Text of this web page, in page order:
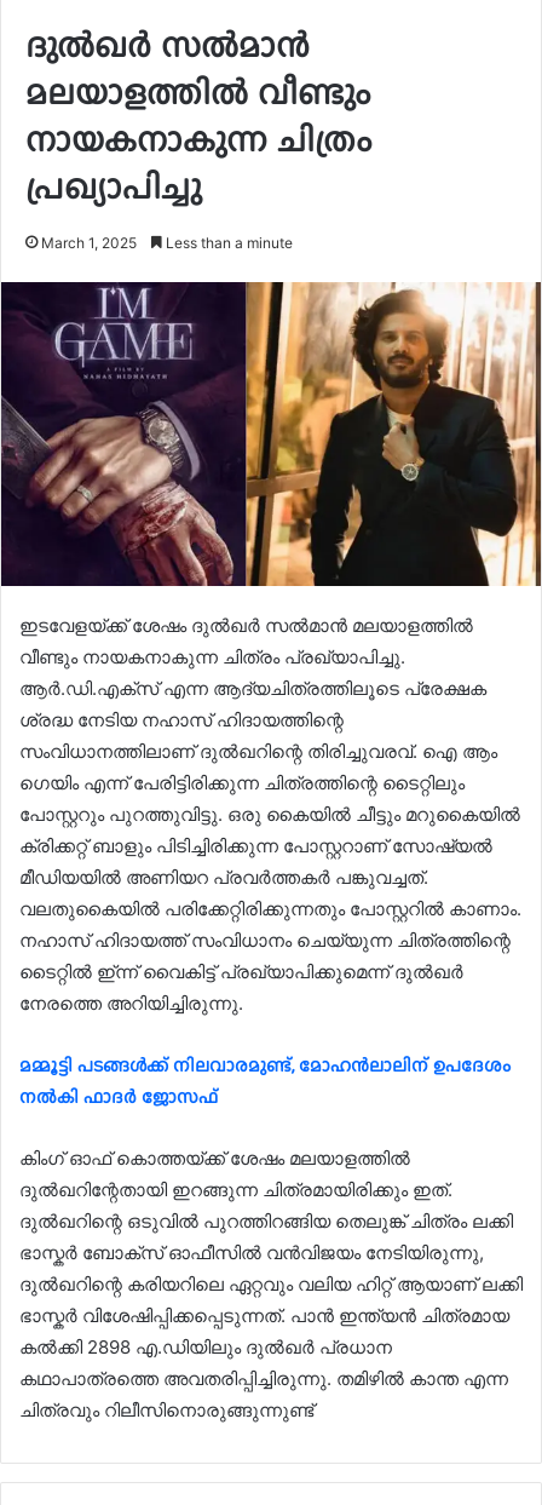
ദുൽഖർ സൽമാൻ
മലയാളത്തിൽ വീണ്ടും
നായകനാകുന്ന ചിത്രം
പ്രഖ്യാപിച്ചു
March 1, 2025 Less than a minute
ഇടവേളയ്ക്ക് ശേഷം ദുൽഖർ സൽമാൻ മലയാളത്തിൽ
വീണ്ടും നായകനാകുന്ന ചിത്രം പ്രഖ്യാപിച്ചു.
ആർ.ഡി.എക്സ് എന്ന ആദ്യചിത്രത്തിലൂടെ പ്രേക്ഷക
ശ്രദ്ധ നേടിയ നഹാസ് ഹിദായത്തിന്റെ
സംവിധാനത്തിലാണ് ദുൽഖറിന്റെ തിരിച്ചുവരവ്. ഐ ആം
ഗെയിം എന്ന് പേരിട്ടിരിക്കുന്ന ചിത്രത്തിന്റെ ടൈറ്റിലും
പോസ്റ്ററും പുറത്തുവിട്ടു. ഒരു കൈയിൽ ചീട്ടും മറുകൈയിൽ
ക്രിക്കറ്റ് ബാളും പിടിച്ചിരിക്കുന്ന പോസ്റ്ററാണ് സോഷ്യൽ
മീഡിയയിൽ അണിയറ പ്രവർത്തകർ പങ്കുവച്ചത്.
വലതുകൈയിൽ പരിക്കേറ്റിരിക്കുന്നതും പോസ്റ്ററിൽ കാണാം.
നഹാസ് ഹിദായത്ത് സംവിധാനം ചെയ്യുന്ന ചിത്രത്തിന്റെ
ടൈറ്റിൽ ഇ്ന്ന് വൈകിട്ട് പ്രഖ്യാപിക്കുമെന്ന് ദുൽഖർ
നേരത്തെ അറിയിച്ചിരുന്നു.
മമ്മൂട്ടി പടങ്ങൾക്ക് നിലവാരമുണ്ട്, മോഹൻലാലിന് ഉപദേശം
നല്‍കി ഫാദർ ജോസഫ്
കിംഗ് ഓഫ് കൊത്തയ്ക്ക് ശേഷം മലയാളത്തിൽ
ദുൽഖറിന്റേതായി ഇറങ്ങുന്ന ചിത്രമായിരിക്കും ഇത്.
ദുൽഖറിന്റെ ഒടുവിൽ പുറത്തിറങ്ങിയ തെലുങ്ക് ചിത്രം ലക്കി
ഭാസ്കർ ബോക്സ് ഓഫീസിൽ വൻവിജയം നേടിയിരുന്നു,
ദുൽഖറിന്റെ കരിയറിലെ ഏറ്റവും വലിയ ഹിറ്റ് ആയാണ് ലക്കി
ഭാസ്കർ വിശേഷിപ്പിക്കപ്പെടുന്നത്. പാൻ ഇന്ത്യൻ ചിത്രമായ
കൽക്കി 2898 എ.ഡിയിലും ദുൽഖർ പ്രധാന
കഥാപാത്രത്തെ അവതരിപ്പിച്ചിരുന്നു. തമിഴിൽ കാന്ത എന്ന
ചിത്രവും റിലീസിനൊരുങ്ങുന്നുണ്ട്